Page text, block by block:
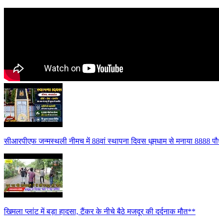
सीआरपीएफ जन्मस्थली नीमच में 88वां स्थापना दिवस धूमधाम से मनाया 8888
खिमला प्लांट में बड़ा हादसा, टैंकर के नीचे बैठे मजदूर की दर्दनाक मौत**